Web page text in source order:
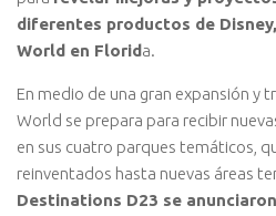
diferentes productos de
World en Florida.
En medio de una gran expansión y
World se prepara para recibir
en sus cuatro parques temáticos,
reinventados hasta nuevas áreas
Destinations D23 se